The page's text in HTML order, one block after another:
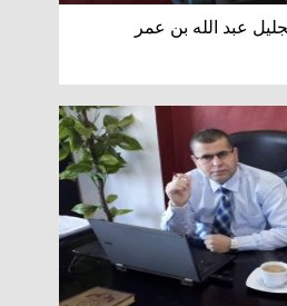
عبد الله بن عمر